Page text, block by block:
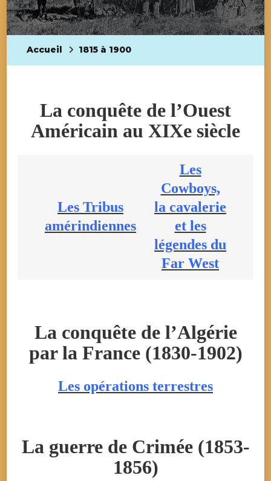
Accueil 1815 à 1900
La conquête de l’Ouest
Américain au XIXe siècle
Les Tribus
amérindiennes
Les
Cowboys,
la cavalerie
et les
légendes du
Far West
La conquête de l’Algérie
par la France (1830-1902)
Les opérations terrestres
La guerre de Crimée (1853-
1856)